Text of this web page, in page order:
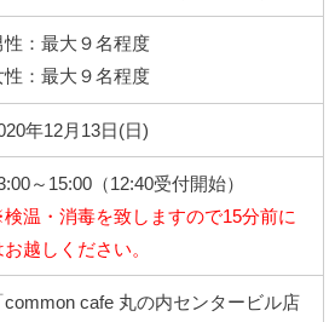
性：最大９名程度
性：最大９名程度
年12月13日(日)
～15:00（12:40受付開始）
温・消毒を致しますので15分前に
お越しください。
common cafe 丸の内センタービル店